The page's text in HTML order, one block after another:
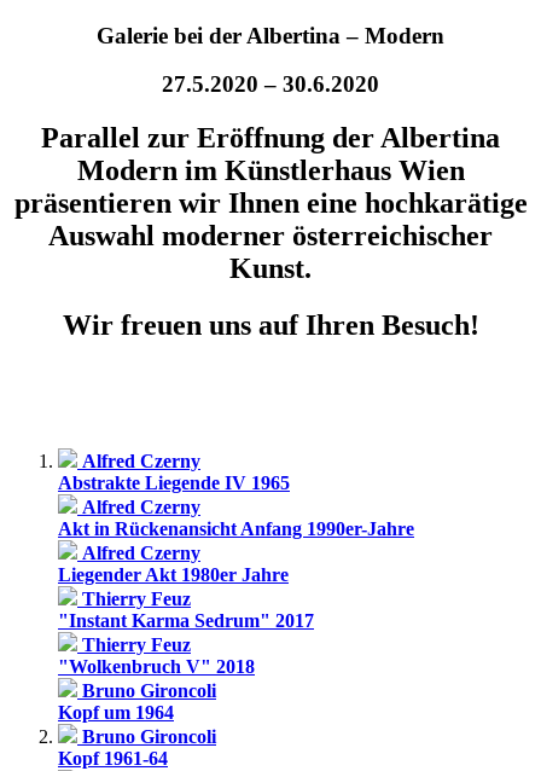
Galerie bei der Albertina – Modern
27.5.2020 – 30.6.2020
Parallel zur Eröffnung der Albertina
Modern im Künstlerhaus Wien
präsentieren wir Ihnen eine hochkarätige
Auswahl moderner österreichischer
Kunst.
Wir freuen uns auf Ihren Besuch!
Alfred Czerny
Abstrakte Liegende IV 1965
Alfred Czerny
Akt in Rückenansicht Anfang 1990er-Jahre
Alfred Czerny
Liegender Akt 1980er Jahre
Thierry Feuz
"Instant Karma Sedrum" 2017
Thierry Feuz
"Wolkenbruch V" 2018
Bruno Gironcoli
Kopf um 1964
Bruno Gironcoli
Kopf 1961-64